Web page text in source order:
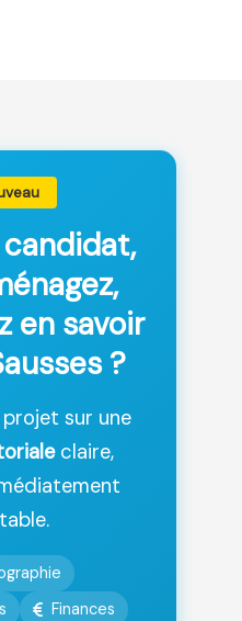
en savoir
?
sur une
claire,
Finances